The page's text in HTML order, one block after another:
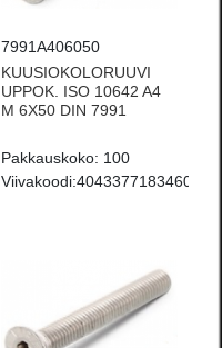
7991A406050
KUUSIOKOLORUUVI
UPPOK. ISO 10642 A4
M 6X50 DIN 7991
Pakkauskoko: 100
Viivakoodi:4043377183460